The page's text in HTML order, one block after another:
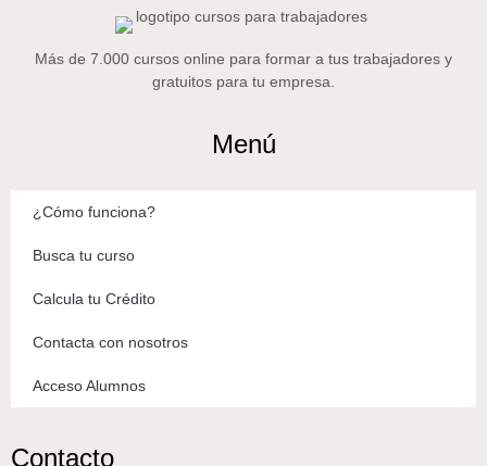
Más de 7.000 cursos online para formar a tus trabajadores y
gratuitos para tu empresa.
Menú
¿Cómo funciona?
Busca tu curso
Calcula tu Crédito
Contacta con nosotros
Acceso Alumnos
Contacto